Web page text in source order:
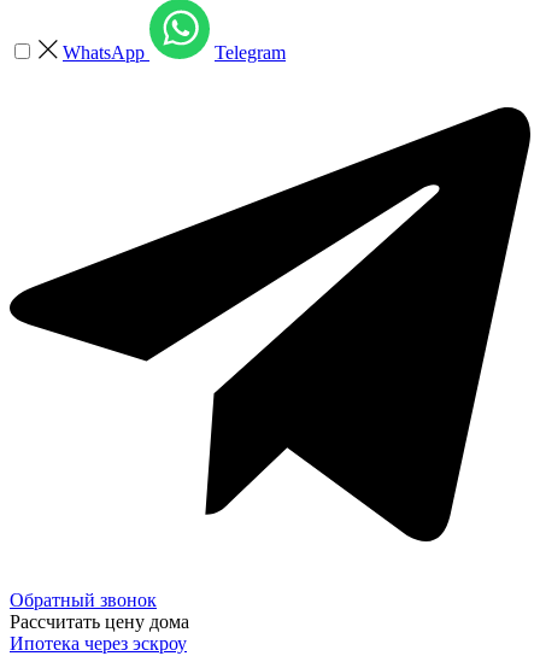
WhatsApp Telegram
Обратный звонок
Рассчитать цену дома
Ипотека через эскроу